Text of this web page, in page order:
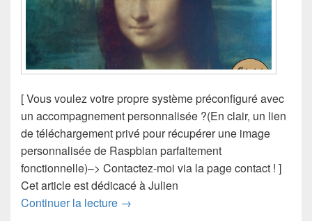
[ Vous voulez votre propre système préconfiguré avec
un accompagnement personnalisée ?(En clair, un lien
de téléchargement privé pour récupérer une image
personnalisée de Raspbian parfaitement
fonctionnelle)–> Contactez-moi via la page contact ! ]
Cet article est dédicacé à Julien
Continuer la lecture Photomaton photos et vidéos sur
→